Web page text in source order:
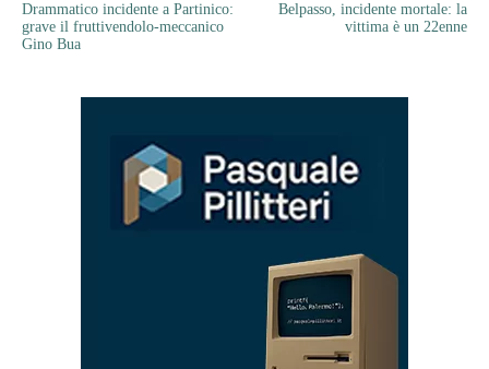
Drammatico incidente a Partinico:
grave il fruttivendolo-meccanico
Gino Bua
Belpasso, incidente mortale: la
vittima è un 22enne